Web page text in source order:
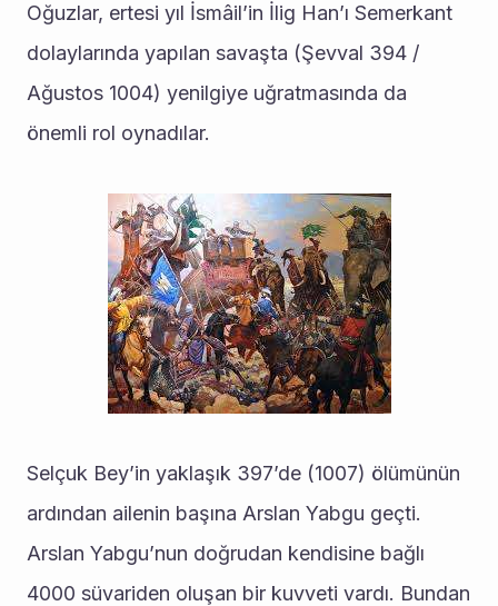
Oğuzlar, ertesi yıl İsmâil’in İlig Han’ı Semerkant
dolaylarında yapılan savaşta (Şevval 394 /
Ağustos 1004) yenilgiye uğratmasında da
önemli rol oynadılar.
Selçuk Bey’in yaklaşık 397’de (1007) ölümünün
ardından ailenin başına Arslan Yabgu geçti.
Arslan Yabgu’nun doğrudan kendisine bağlı
4000 süvariden oluşan bir kuvveti vardı. Bundan